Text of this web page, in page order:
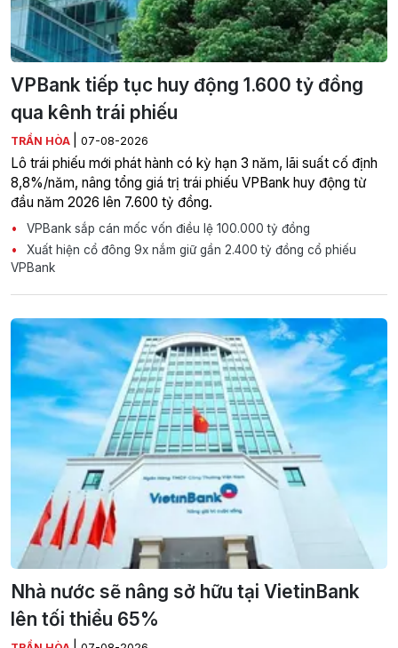
VPBank tiếp tục huy động 1.600 tỷ đồng
qua kênh trái phiếu
TRẦN HÒA 07-08-2026
Lô trái phiếu mới phát hành có kỳ hạn 3 năm, lãi suất cố định
8,8%/năm, nâng tổng giá trị trái phiếu VPBank huy động từ
đầu năm 2026 lên 7.600 tỷ đồng.
VPBank sắp cán mốc vốn điều lệ 100.000 tỷ đồng
Xuất hiện cổ đông 9x nắm giữ gần 2.400 tỷ đồng cổ phiếu
VPBank
Nhà nước sẽ nâng sở hữu tại VietinBank
lên tối thiểu 65%